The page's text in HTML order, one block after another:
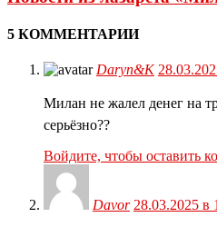
5 КОММЕНТАРИИ
Daryn&K
Милан не жалел денег на
серьёзно??
Войдите, чтобы оставить
Davor 28.03.2025 в